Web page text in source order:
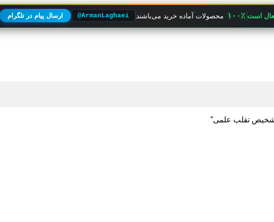
است ۱۰۰٪ محصولات آماده خرید می‌باشند @ArmanLaghaei ارسال پیام در تلگرام